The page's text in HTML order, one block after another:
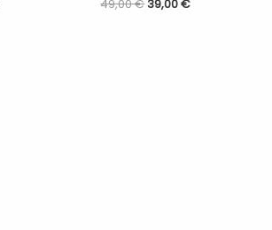
49,00€39,00€